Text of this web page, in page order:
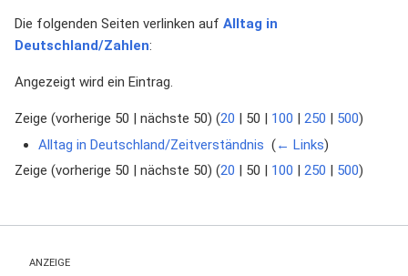
Die folgenden Seiten verlinken auf Alltag in
Deutschland/Zahlen:
Angezeigt wird ein Eintrag.
Zeige (vorherige 50 nächste 50) (20 50 100 250 500)
Alltag in Deutschland/Zeitverständnis (← Links)
Zeige (vorherige 50 | nächste 50) (20 | 50 | 100 | 250 | 500)
ANZEIGE